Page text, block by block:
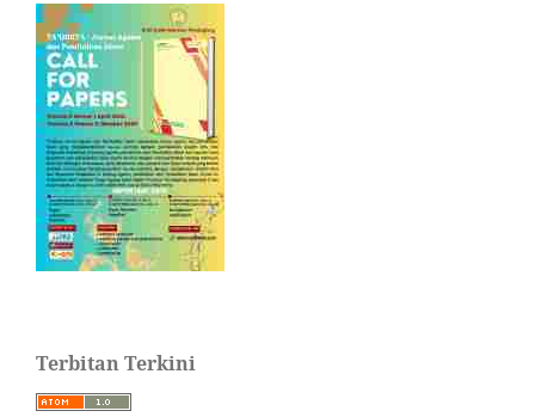
Terbitan Terkini